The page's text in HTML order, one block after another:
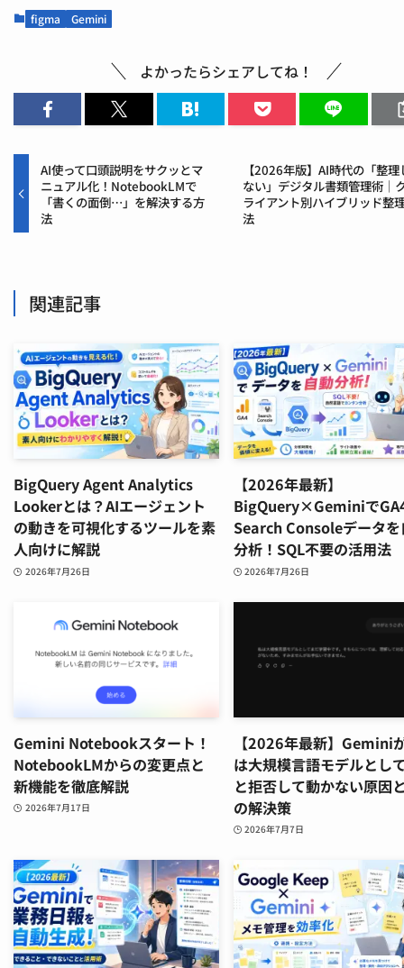
figma Gemini
よかったらシェアしてね！
AI使って口頭説明をサクッとマ
ニュアル化！NotebookLMで
「書くの面倒…」を解決する方
法
【2026年版】AI時代の「整理
ない」デジタル書類管理術｜
ライアント別ハイブリッド整
法
関連記事
BigQuery Agent Analytics
Lookerとは？AIエージェント
の動きを可視化するツールを素
人向けに解説
2026年7月26日
【2026年最新】
BigQuery×Geminiで
Search Consoleデータを
分析！SQL不要の活用法
2026年7月26日
Gemini Notebookスタート！
NotebookLMからの変更点と
新機能を徹底解説
2026年7月17日
【2026年最新】Gemini
は大規模言語モデルとし
と拒否して動かない原因
の解決策
2026年7月7日